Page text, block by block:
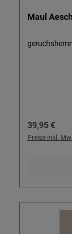
Maul
Regulärer
39,95 €
Preise inkl.